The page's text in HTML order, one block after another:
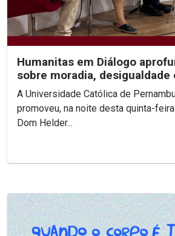
Humanitas em Diálogo
sobre moradia, desigualdade
cidade
A Universidade Católica de
promoveu, na noite desta quinta-
Dom Helder...